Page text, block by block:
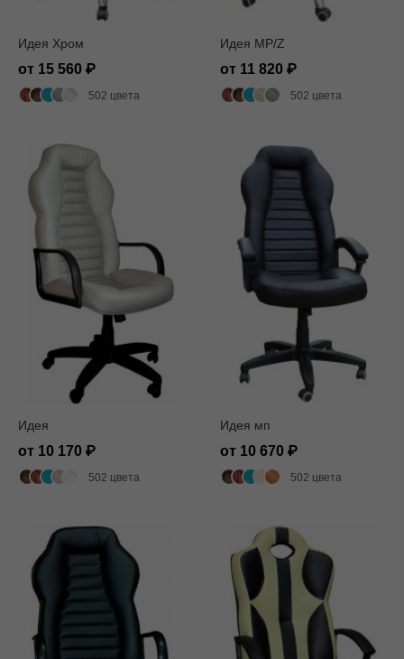
Идея Хром
от 15 560
502 цвета
Идея MP/Z
от 11 820
502 цвета
Идея
от 10 170
502 цвета
Идея мп
от 10 670
502 цвета